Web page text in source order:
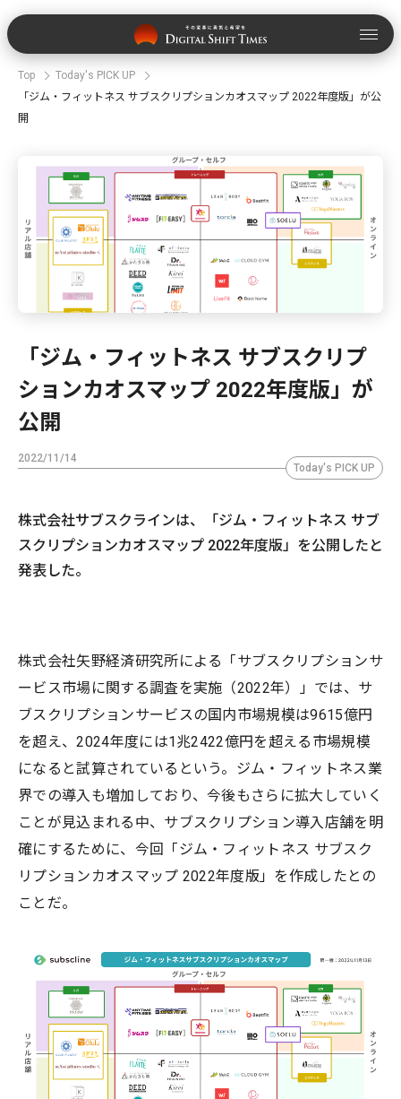
Top
Today's PICK UP
「ジム・フィットネス サブスクリプションカオスマップ 2022年度版」が公
開
「ジム・フィットネス サブスクリプ
ションカオスマップ 2022年度版」が
公開
2022/11/14
Today's PICK UP
株式会社サブスクラインは、「ジム・フィットネス サブ
スクリプションカオスマップ 2022年度版」を公開したと
発表した。
株式会社矢野経済研究所による「サブスクリプションサ
ービス市場に関する調査を実施（2022年）」では、サ
ブスクリプションサービスの国内市場規模は9615億円
を超え、2024年度には1兆2422億円を超える市場規模
になると試算されているという。ジム・フィットネス業
界での導入も増加しており、今後もさらに拡大していく
ことが見込まれる中、サブスクリプション導入店舗を明
確にするために、今回「ジム・フィットネス サブスク
リプションカオスマップ 2022年度版」を作成したとの
ことだ。